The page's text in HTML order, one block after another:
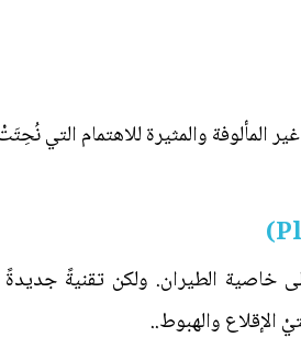
المألوفة والمثيرة للاهتمام التي
خاصية الطيران. ولكن تقنيةً
الإقلاع والهبوط..